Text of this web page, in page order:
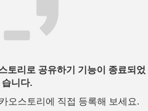
토리로 공유하기 기능이 종료되었
습니다.
오스토리에 직접 등록해 보세요.